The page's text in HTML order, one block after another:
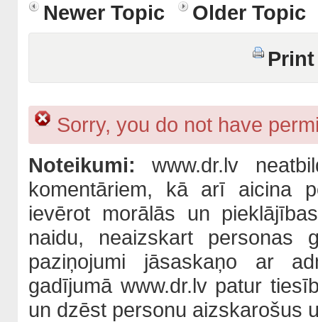
Newer Topic
Older Topic
Sorry, you do not have
Noteikumi:www.dr.lv
komentāriem, kā arī aicina
ievērot morālās un
naidu, neaizskart personas
paziņojumi jāsaskaņo ar
gadījumā www.dr.lv patur
un dzēst personu aizskarošus